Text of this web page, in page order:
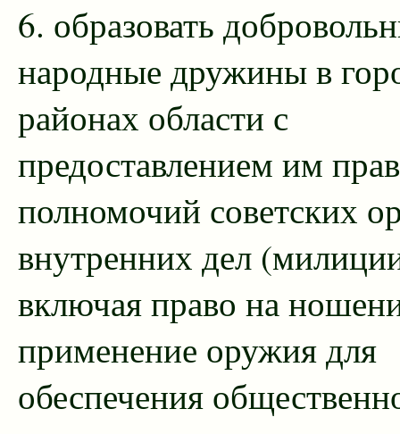
6. образовать
народные дружины в
районах области с
предоставлением им
полномочий советских
внутренних дел
включая право на
применение оружия для
обеспечения